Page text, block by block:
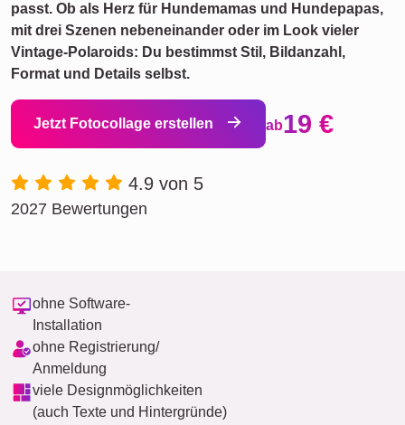
passt. Ob als Herz für Hundemamas und Hundepapas,
mit drei Szenen nebeneinander oder im Look vieler
Vintage-Polaroids: Du bestimmst Stil, Bildanzahl,
Format und Details selbst.
Jetzt Fotocollage erstellen ab19 €
4.9 von 5
2027 Bewertungen
ohne Software-
Installation
ohne Registrierung/
Anmeldung
viele Designmöglichkeiten
(auch Texte und Hintergründe)